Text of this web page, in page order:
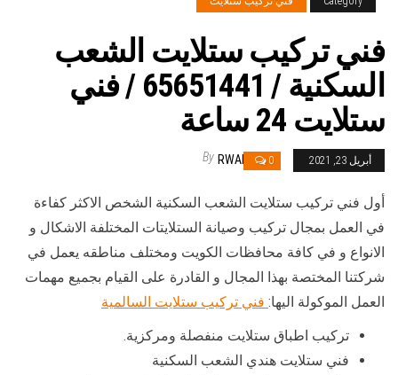
فني تركيب ستلايت الشعب
السكنية / 65651441 / فني
ستلايت 24 ساعة
أبريل 23, 2021 0
By RWAN
أول فني تركيب ستلايت الشعب السكنية الشخص الاكثر كفاءة
في العمل بمجال تركيب وصيانة الستلايتات المختلفة الاشكال و
الانواع و في كافة محافظات الكويت ومختلف مناطقه يعمل في
شركتنا المختصة بهذا المجال و القادرة على القيام بجميع مهمات
العمل الموكولة اليها: فني تركيب ستلايت السالمية
تركيب اطباق ستلايت منفصلة ومركزية.
فني ستلايت هندي الشعب السكنية